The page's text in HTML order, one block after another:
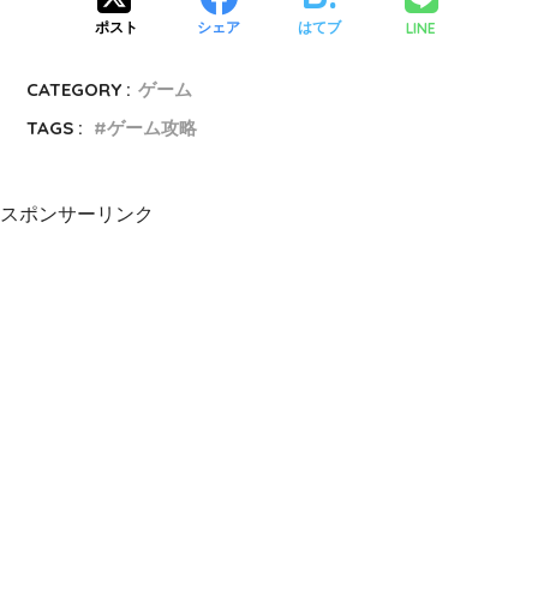
ポスト シェア はてブ LINE
CATEGORY : ゲーム
TAGS :
ゲーム攻略
スポンサーリンク